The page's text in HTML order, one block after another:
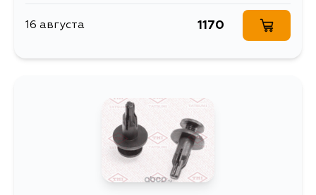
16 августа 1170